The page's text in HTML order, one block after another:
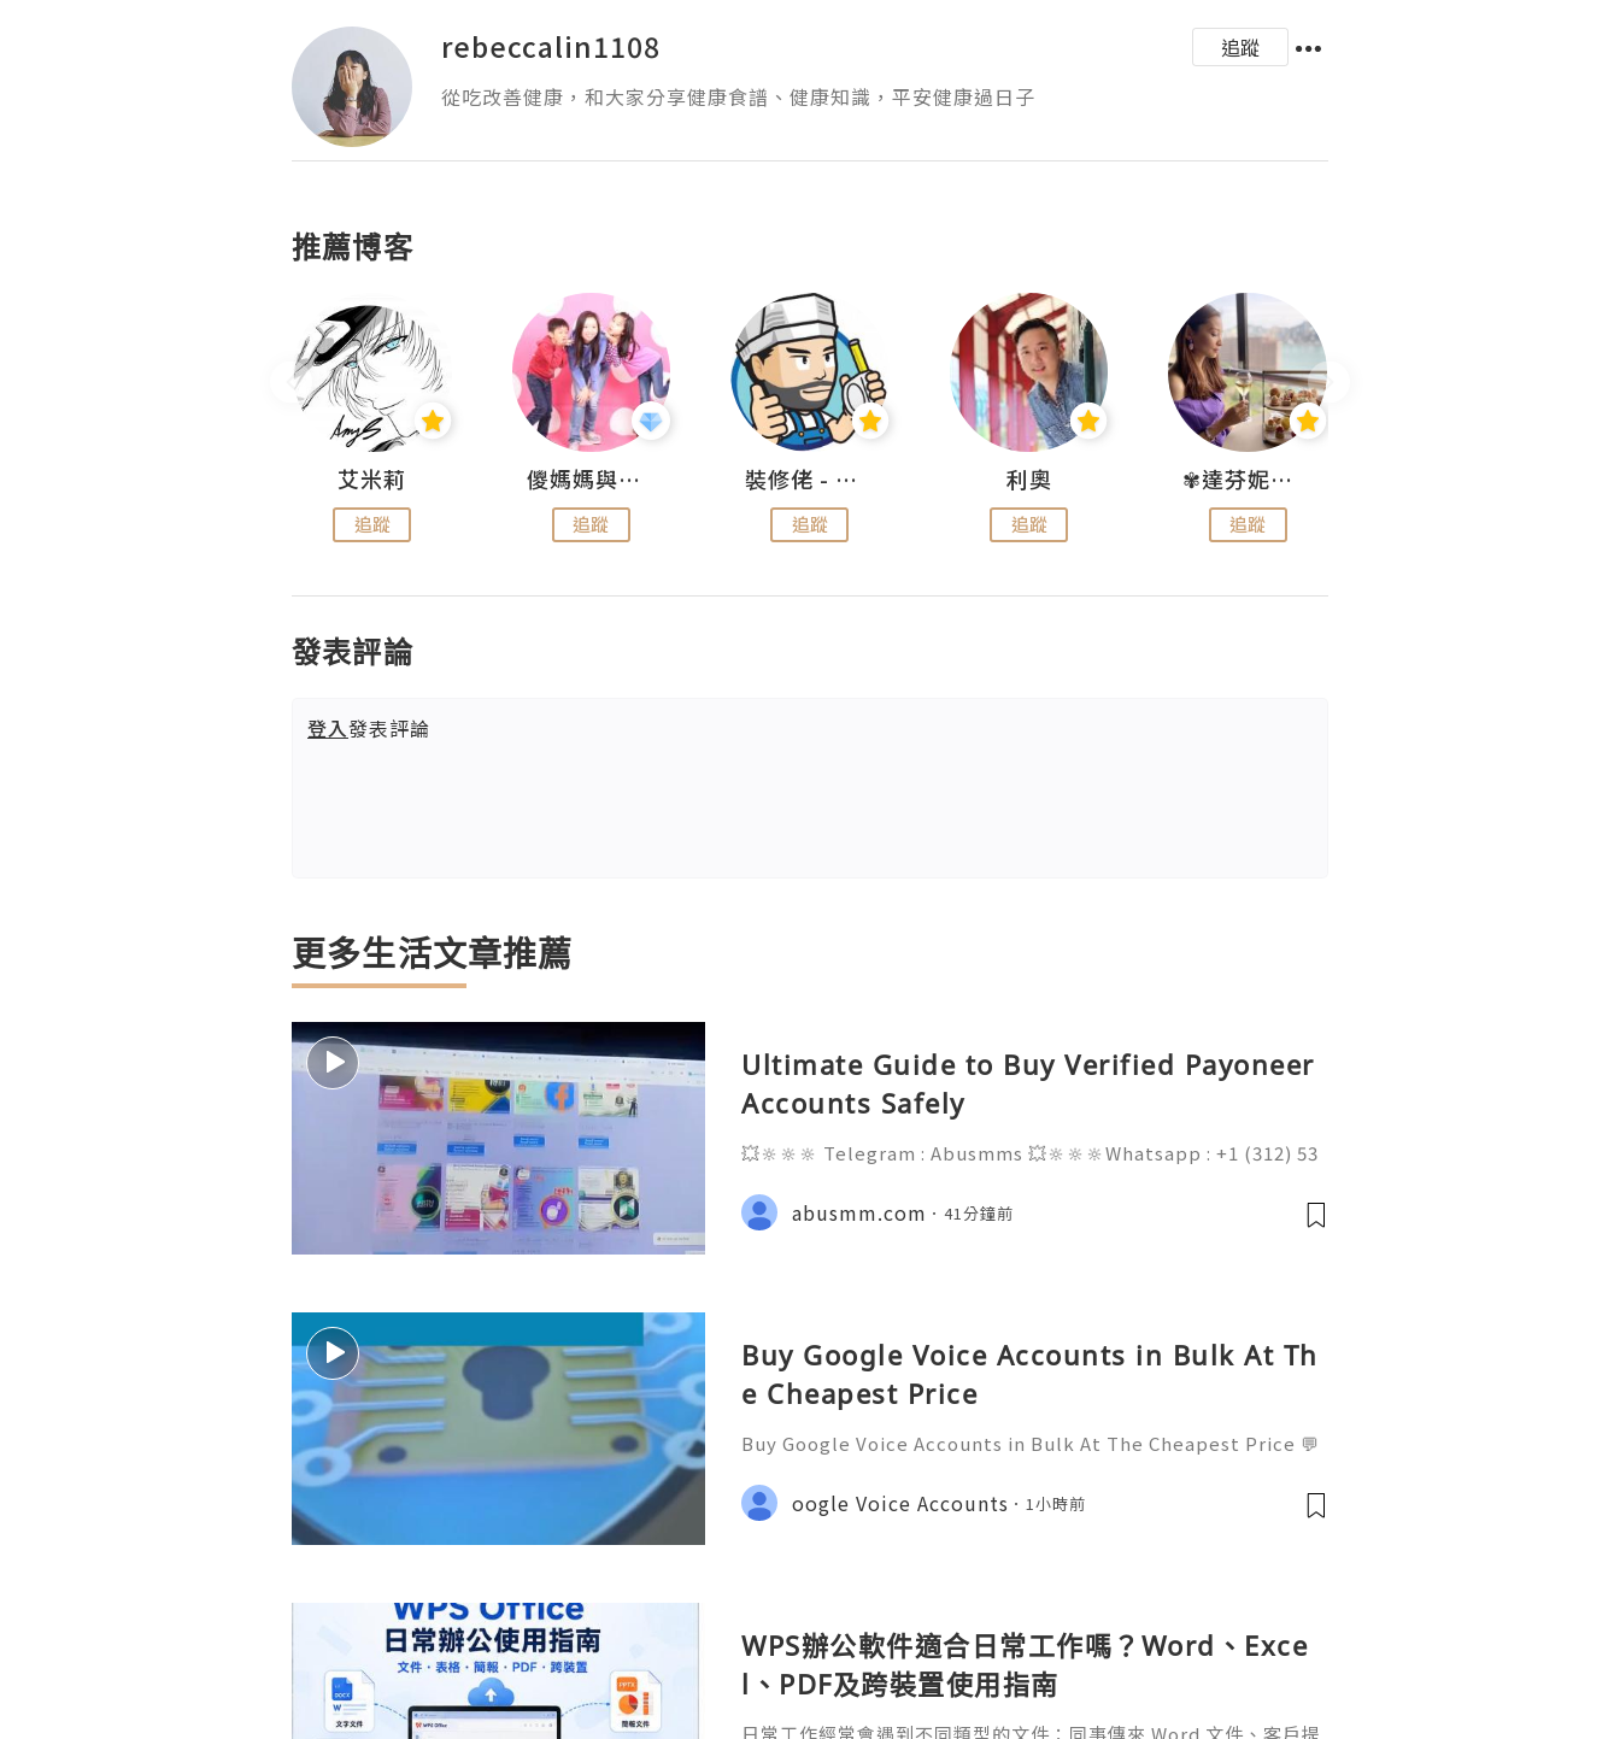
rebeccalin1108
追蹤
從吃改善健康，和大家分享健康食譜、健康知識，平安健康過日子
推薦博客
艾米莉
追蹤
儍媽媽與兩隻小魔怪之家
追蹤
裝修佬 - 香港一站式網上裝修平台
追蹤
利奧
追蹤
✾達芬妮•愛孩子•愛生活✾
追蹤
發表評論
登入發表評論
更多生活文章推薦
Ultimate Guide to Buy Verified Payoneer
Accounts Safely
💥🔆🔆🔆 Telegram : Abusmms 💥🔆🔆🔆Whatsapp : +1 (312) 53
ebook Page : Abusmm 💥🔆🔆🔆 Signal : +1 (682) 474-9468
abusmm.com 41分鐘前
Buy Google Voice Accounts in Bulk At Th
e Cheapest Price
Buy Google Voice Accounts in Bulk At The Cheapest Price 💬
gmail.com 💎 WhatsApp: +1(772)563-8300 🚀 Telegram: @usa
marketit 🎮 discord: usamarketit ✅
oogle Voice Accounts 1小時前
WPS辦公軟件適合日常工作嗎？Word、Exce
l、PDF及跨裝置使用指南